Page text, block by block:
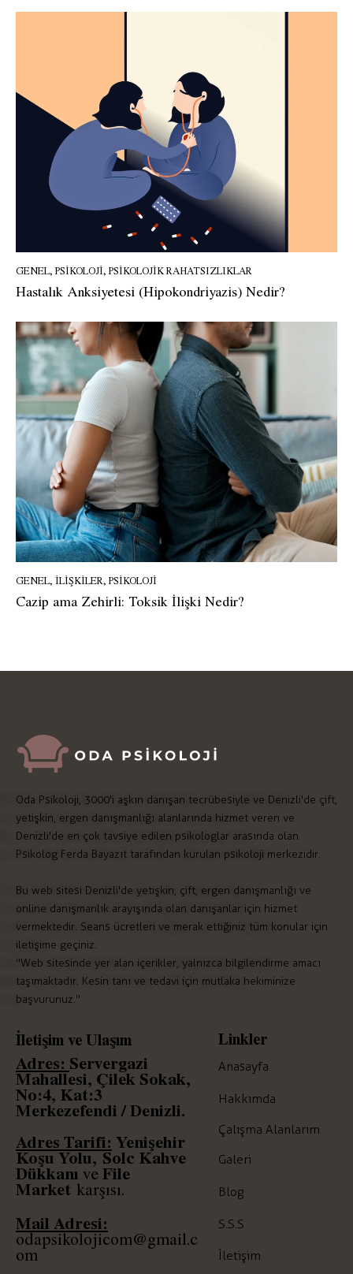
GENEL, PSIKOLOJI, PSIKOLOJIK RAHATSIZLIKLAR
Hastalık Anksiyetesi (Hipokondriyazis) Nedir?
GENEL, İLIŞKILER, PSIKOLOJI
Cazip ama Zehirli: Toksik İlişki Nedir?
Oda Psikoloji, 3000'i aşkın danışan tecrübesiyle ve Denizli'de çift,
yetişkin, ergen danışmanlığı alanlarında hizmet veren ve
Denizli'de en çok tavsiye edilen psikologlar arasında olan
Psikolog Ferda Bayazıt tarafından kurulan psikoloji merkezidir.
Bu web sitesi Denizli'de yetişkin, çift, ergen danışmanlığı ve
online danışmanlık arayışında olan danışanlar için hizmet
vermektedir. Seans ücretleri ve merak ettiğiniz tüm konular için
iletişime geçiniz.
"Web sitesinde yer alan içerikler, yalnızca bilgilendirme amacı
taşımaktadır. Kesin tanı ve tedavi için mutlaka hekiminize
başvurunuz."
İletişim ve Ulaşım
Adres: Servergazi
Mahallesi, Çilek Sokak,
No:4, Kat:3
Merkezefendi / Denizli.
Adres Tarifi: Yenişehir
Koşu Yolu, Solc Kahve
Dükkanı veFile
Market karşısı.
Mail Adresi:
odapsikolojicom@gmail.c
om
Linkler
Anasayfa
Hakkımda
Çalışma Alanlarım
Galeri
Blog
S.S.S
İletişim